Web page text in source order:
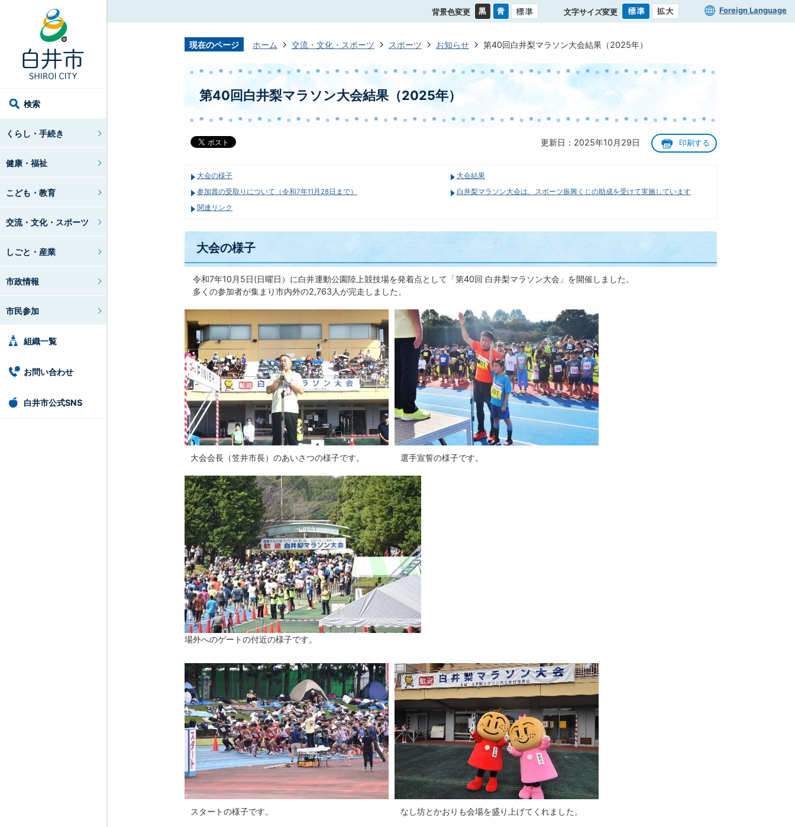
検索
くらし・手続き
健康・福祉
こども・教育
交流・文化・スポーツ
しごと・産業
市政情報
市民参加
組織一覧
お問い合わせ
白井市公式SNS
背景色変更 文字サイズ変更 Foreign Language
現在のページ ホーム 交流・文化・スポーツ スポーツ お知らせ 第40回白井梨マラソン大会結果（2025年）
第40回白井梨マラソン大会結果（2025年）
更新日：2025年10月29日 印刷する
大会の様子
大会結果
参加賞の受取りについて（令和7年11月28日まで）
白井梨マラソン大会は、スポーツ振興くじの助成を受けて実施しています
関連リンク
大会の様子
令和7年10月5日(日曜日）に白井運動公園陸上競技場を発着点として「第40回 白井梨マラソン大会」を開催しました。
多くの参加者が集まり市内外の2,763人が完走しました。
大会会長（笠井市長）のあいさつの様子です。 選手宣誓の様子です。
場外へのゲートの付近の様子です。
スタートの様子です。 なし坊とかおりも会場を盛り上げてくれました。